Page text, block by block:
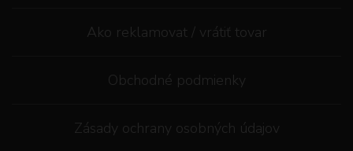
Ako reklamovat / vrátiť tovar
Obchodné podmienky
Zásady ochrany osobných údajov